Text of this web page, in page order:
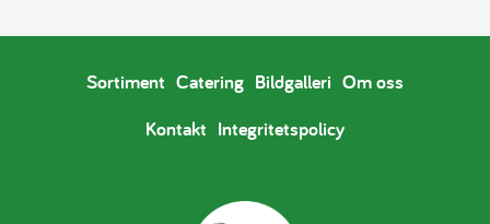
Sortiment Catering Bildgalleri Om oss
Kontakt Integritetspolicy